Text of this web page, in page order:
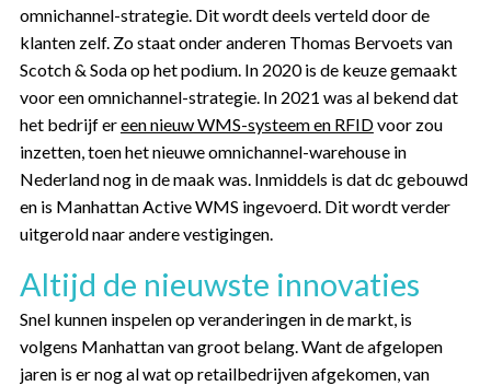
omnichannel-strategie. Dit wordt deels verteld door de
klanten zelf. Zo staat onder anderen Thomas Bervoets van
Scotch & Soda op het podium. In 2020 is de keuze gemaakt
voor een omnichannel-strategie. In 2021 was al bekend dat
het bedrijf ereen nieuw WMS-systeem en RFIDvoor zou
inzetten, toen het nieuwe omnichannel-warehouse in
Nederland nog in de maak was. Inmiddels is dat dc gebouwd
en is Manhattan Active WMS ingevoerd. Dit wordt verder
uitgerold naar andere vestigingen.
Altijd de nieuwste innovaties
Snel kunnen inspelen op veranderingen in de markt, is
volgens Manhattan van groot belang. Want de afgelopen
jaren is er nog al wat op retailbedrijven afgekomen, van